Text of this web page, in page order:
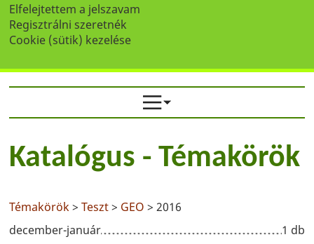
Elfelejtettem a jelszavam
Regisztrálni szeretnék
Cookie (sütik) kezelése
Katalógus - Témakörök
Témakörök>Teszt> GEO> 2016
december-január
1 db